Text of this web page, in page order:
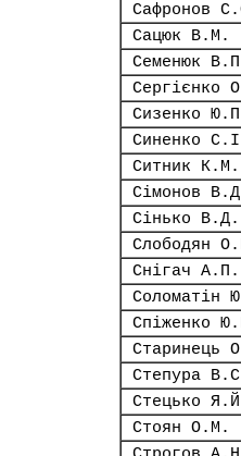
Сафронов
Сацюк В.М.
Семенюк
Сергієнко
Сизенко
Синенко
Ситник К.М.
Сімонов
Сінько В.Д.
Слободян
Снігач А.П.
Соломатін
Спіженко
Старинець
Степура
Стецько
Стоян О.М.